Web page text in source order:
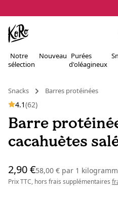
Notre
sélection
Nouveau Purées
d'oléagineux
Snacks
Barres protéinées
4.1(62)
Barre
cacahuètes
2,90 €58,00 € par 1
Prix TTC, hors frais supplémentaires